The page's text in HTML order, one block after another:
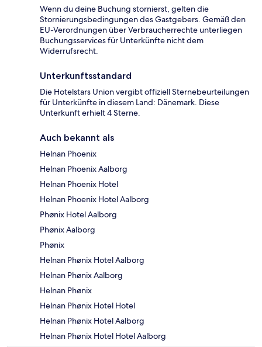
Wenn du deine Buchung stornierst, gelten die
Stornierungsbedingungen des Gastgebers. Gemäß den
EU-Verordnungen über Verbraucherrechte unterliegen
Buchungsservices für Unterkünfte nicht dem
Widerrufsrecht.
Unterkunftsstandard
Die Hotelstars Union vergibt offiziell Sternebeurteilungen
für Unterkünfte in diesem Land: Dänemark. Diese
Unterkunft erhielt 4 Sterne.
Auch bekannt als
Helnan Phoenix
Helnan Phoenix Aalborg
Helnan Phoenix Hotel
Helnan Phoenix Hotel Aalborg
Phønix Hotel Aalborg
Phønix Aalborg
Phønix
Helnan Phønix Hotel Aalborg
Helnan Phønix Aalborg
Helnan Phønix
Helnan Phønix Hotel Hotel
Helnan Phønix Hotel Aalborg
Helnan Phønix Hotel Hotel Aalborg